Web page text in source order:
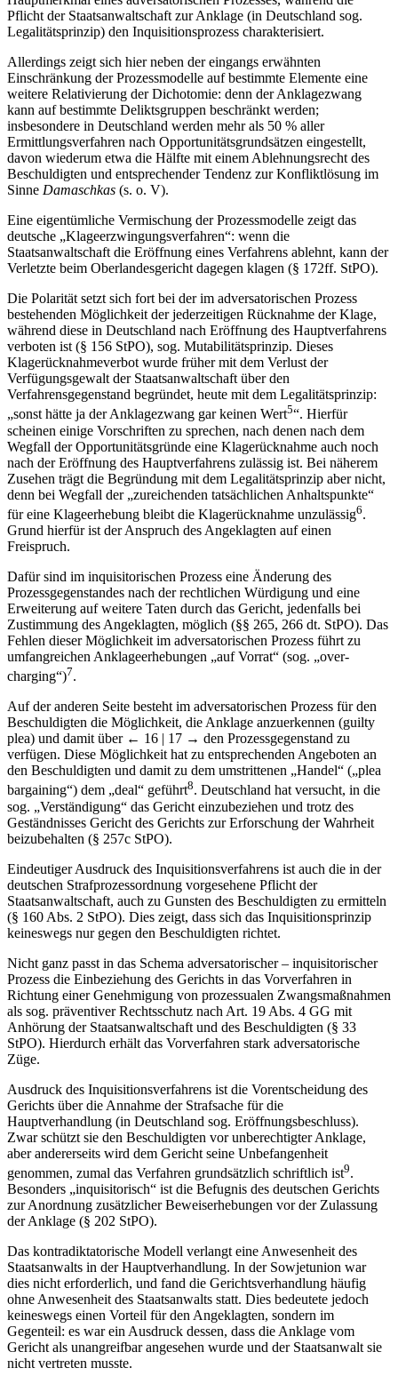
Pflicht der Staatsanwaltschaft zur Anklage (in Deutschland sog.
Legalitätsprinzip) den Inquisitionsprozess charakterisiert.
Allerdings zeigt sich hier neben der eingangs erwähnten
Einschränkung der Prozessmodelle auf bestimmte Elemente eine
weitere Relativierung der Dichotomie: denn der Anklagezwang
kann auf bestimmte Deliktsgruppen beschränkt werden;
insbesondere in Deutschland werden mehr als 50 % aller
Ermittlungsverfahren nach Opportunitätsgrundsätzen eingestellt,
davon wiederum etwa die Hälfte mit einem Ablehnungsrecht des
Beschuldigten und entsprechender Tendenz zur Konfliktlösung im
Sinne Damaschkas (s. o. V).
Eine eigentümliche Vermischung der Prozessmodelle zeigt das
deutsche „Klageerzwingungsverfahren“: wenn die
Staatsanwaltschaft die Eröffnung eines Verfahrens ablehnt, kann der
Verletzte beim Oberlandesgericht dagegen klagen (§ 172ff. StPO).
Die Polarität setzt sich fort bei der im adversatorischen Prozess
bestehenden Möglichkeit der jederzeitigen Rücknahme der Klage,
während diese in Deutschland nach Eröffnung des Hauptverfahrens
verboten ist (§ 156 StPO), sog. Mutabilitätsprinzip. Dieses
Klagerücknahmeverbot wurde früher mit dem Verlust der
Verfügungsgewalt der Staatsanwaltschaft über den
Verfahrensgegenstand begründet, heute mit dem Legalitätsprinzip:
„sonst hätte ja der Anklagezwang gar keinen Wert5“. Hierfür
scheinen einige Vorschriften zu sprechen, nach denen nach dem
Wegfall der Opportunitätsgründe eine Klagerücknahme auch noch
nach der Eröffnung des Hauptverfahrens zulässig ist. Bei näherem
Zusehen trägt die Begründung mit dem Legalitätsprinzip aber nicht,
denn bei Wegfall der „zureichenden tatsächlichen Anhaltspunkte“
für eine Klageerhebung bleibt die Klagerücknahme unzulässig6.
Grund hierfür ist der Anspruch des Angeklagten auf einen
Freispruch.
Dafür sind im inquisitorischen Prozess eine Änderung des
Prozessgegenstandes nach der rechtlichen Würdigung und eine
Erweiterung auf weitere Taten durch das Gericht, jedenfalls bei
Zustimmung des Angeklagten, möglich (§§ 265, 266 dt. StPO). Das
Fehlen dieser Möglichkeit im adversatorischen Prozess führt zu
umfangreichen Anklageerhebungen „auf Vorrat“ (sog. „over-
charging“)7.
Auf der anderen Seite besteht im adversatorischen Prozess für den
Beschuldigten die Möglichkeit, die Anklage anzuerkennen (guilty
plea) und damit über ← 16 | 17 → den Prozessgegenstand zu
verfügen. Diese Möglichkeit hat zu entsprechenden Angeboten an
den Beschuldigten und damit zu dem umstrittenen „Handel“ („plea
bargaining“) dem „deal“ geführt8. Deutschland hat versucht, in die
sog. „Verständigung“ das Gericht einzubeziehen und trotz des
Geständnisses Gericht des Gerichts zur Erforschung der Wahrheit
beizubehalten (§ 257c StPO).
Eindeutiger Ausdruck des Inquisitionsverfahrens ist auch die in der
deutschen Strafprozessordnung vorgesehene Pflicht der
Staatsanwaltschaft, auch zu Gunsten des Beschuldigten zu ermitteln
(§ 160 Abs. 2 StPO). Dies zeigt, dass sich das Inquisitionsprinzip
keineswegs nur gegen den Beschuldigten richtet.
Nicht ganz passt in das Schema adversatorischer – inquisitorischer
Prozess die Einbeziehung des Gerichts in das Vorverfahren in
Richtung einer Genehmigung von prozessualen Zwangsmaßnahmen
als sog. präventiver Rechtsschutz nach Art. 19 Abs. 4 GG mit
Anhörung der Staatsanwaltschaft und des Beschuldigten (§ 33
StPO). Hierdurch erhält das Vorverfahren stark adversatorische
Züge.
Ausdruck des Inquisitionsverfahrens ist die Vorentscheidung des
Gerichts über die Annahme der Strafsache für die
Hauptverhandlung (in Deutschland sog. Eröffnungsbeschluss).
Zwar schützt sie den Beschuldigten vor unberechtigter Anklage,
aber andererseits wird dem Gericht seine Unbefangenheit
genommen, zumal das Verfahren grundsätzlich schriftlich ist9.
Besonders „inquisitorisch“ ist die Befugnis des deutschen Gerichts
zur Anordnung zusätzlicher Beweiserhebungen vor der Zulassung
der Anklage (§ 202 StPO).
Das kontradiktatorische Modell verlangt eine Anwesenheit des
Staatsanwalts in der Hauptverhandlung. In der Sowjetunion war
dies nicht erforderlich, und fand die Gerichtsverhandlung häufig
ohne Anwesenheit des Staatsanwalts statt. Dies bedeutete jedoch
keineswegs einen Vorteil für den Angeklagten, sondern im
Gegenteil: es war ein Ausdruck dessen, dass die Anklage vom
Gericht als unangreifbar angesehen wurde und der Staatsanwalt sie
nicht vertreten musste.